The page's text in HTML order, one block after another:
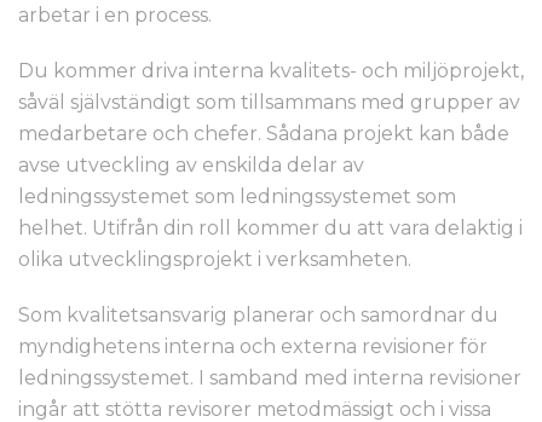
arbetar i en process.
Du kommer driva interna kvalitets- och miljöprojekt,
såväl självständigt som tillsammans med grupper av
medarbetare och chefer. Sådana projekt kan både
avse utveckling av enskilda delar av
ledningssystemet som ledningssystemet som
helhet. Utifrån din roll kommer du att vara delaktig i
olika utvecklingsprojekt i verksamheten.
Som kvalitetsansvarig planerar och samordnar du
myndighetens interna och externa revisioner för
ledningssystemet. I samband med interna revisioner
ingår att stötta revisorer metodmässigt och i vissa